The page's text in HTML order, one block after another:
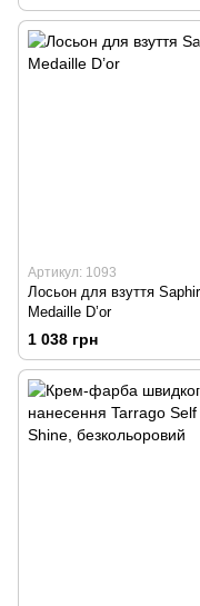
Артикул: 1093
Лосьон для взуття Saphir
Medaille D’or
1 038 грн